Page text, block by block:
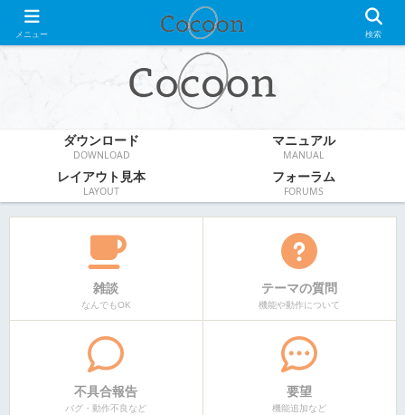
WordPress無料テーマ
ダウンロード
DOWNLOAD
マニュアル
MANUAL
レイアウト見本
LAYOUT
フォーラム
FORUMS
雑談
なんでもOK
テーマの質問
機能や動作について
不具合報告
バグ・動作不良など
要望
機能追加など
メニュー 検索